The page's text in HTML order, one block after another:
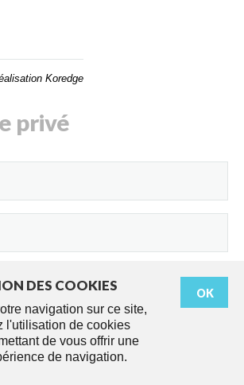
Koredge
privé
OK
DES COOKIES
navigation sur ce site,
l'utilisation de cookies
de vous offrir une
de navigation.